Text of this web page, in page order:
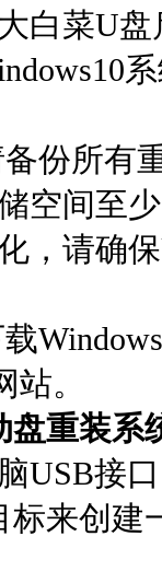
白菜U盘
份所有
空间至
，请确保
站。
盘重装系
USB接
标来创建